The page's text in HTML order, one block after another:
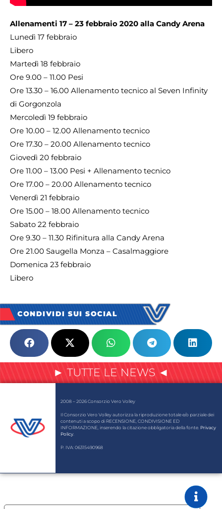
Allenamenti 17 – 23 febbraio 2020 alla Candy Arena
Lunedì 17 febbraio
Libero
Martedì 18 febbraio
Ore 9.00 – 11.00 Pesi
Ore 13.30 – 16.00 Allenamento tecnico al Seven Infinity
di Gorgonzola
Mercoledì 19 febbraio
Ore 10.00 – 12.00 Allenamento tecnico
Ore 17.30 – 20.00 Allenamento tecnico
Giovedì 20 febbraio
Ore 11.00 – 13.00 Pesi + Allenamento tecnico
Ore 17.00 – 20.00 Allenamento tecnico
Venerdì 21 febbraio
Ore 15.00 – 18.00 Allenamento tecnico
Sabato 22 febbraio
Ore 9.30 – 11.30 Rifinitura alla Candy Arena
Ore 21.00 Saugella Monza – Casalmaggiore
Domenica 23 febbraio
Libero
CONDIVIDI SUI SOCIAL
► TUTTE LE NEWS ◄
2008 – 2026 Consorzio Vero Volley
Il Consorzio Vero Volley autorizza la riproduzione totale e/o parziale dei
contenuti a scopo di RECENSIONE, CONDIVISIONE ED
INFORMAZIONE, inserendo la citazione obbligatoria della fonte. Privacy
Policy
P. IVA: 06315490968